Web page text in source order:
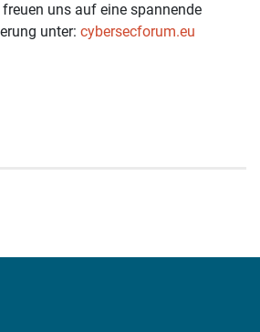
uns auf eine spannende
unter: cybersecforum.eu